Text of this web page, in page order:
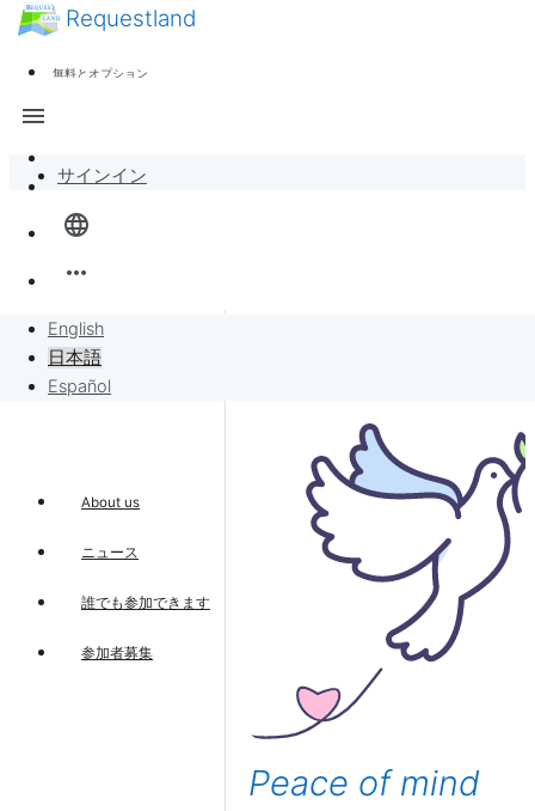
Requestland
無料とオプション
language
more_horiz
English
日本語
Español
menu
全体像
リクエストに販売
ニュース
サインイン
About us
ニュース
誰でも参加できます
参加者募集
Peace of mind